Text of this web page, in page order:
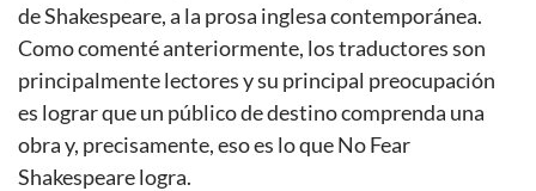
de Shakespeare, a la prosa inglesa contemporánea.
Como comenté anteriormente, los traductores son
principalmente lectores y su principal preocupación
es lograr que un público de destino comprenda una
obra y, precisamente, eso es lo que No Fear
Shakespeare logra.